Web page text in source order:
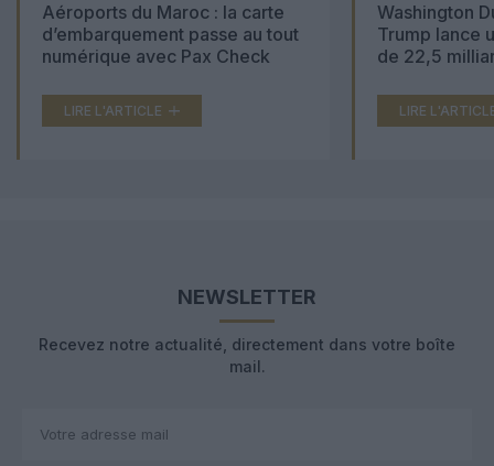
Aéroports du Maroc : la carte
d’embarquement passe au tout
numérique avec Pax Check
LIRE L'ARTICLE
Washington
Trump lance
de 22,5
LIRE
NEWSLETTER
Recevez notre actualité, directement dans votre boîte
mail.